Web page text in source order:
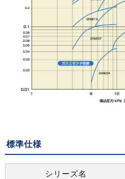
標準仕様
シリーズ名